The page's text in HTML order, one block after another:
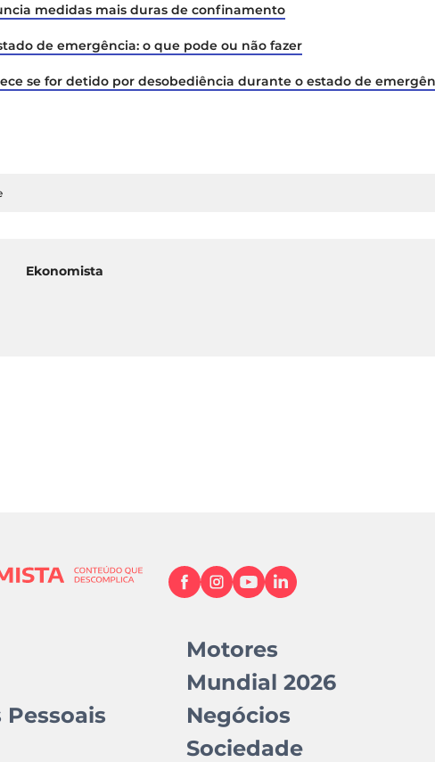
medidas mais duras de confinamento
de emergência: o que pode ou não fazer
se for detido por desobediência durante o estado de
Ekonomista
Pessoais
Motores
Mundial 2026
Negócios
Sociedade